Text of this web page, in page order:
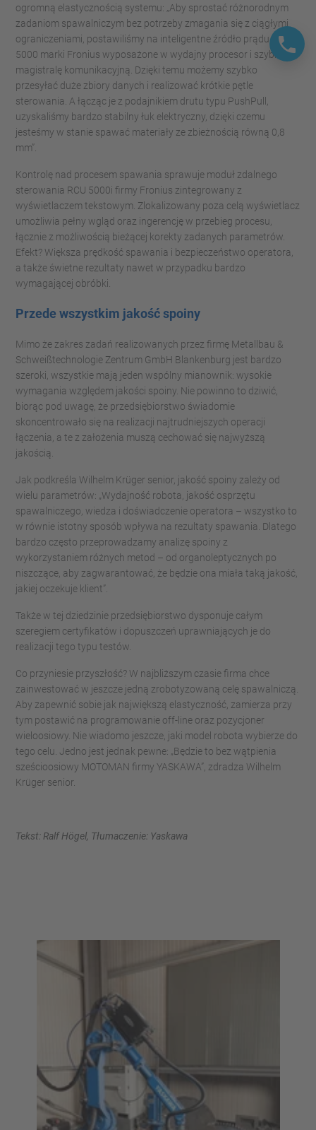
ogromną elastycznością systemu: „Aby sprostać różnorodnym
zadaniom spawalniczym bez potrzeby zmagania się z ciągłymi
ograniczeniami, postawiliśmy na inteligentne źródło prądu TPS/i
5000 marki Fronius wyposażone w wydajny procesor i szybką
magistralę komunikacyjną. Dzięki temu możemy szybko
przesyłać duże zbiory danych i realizować krótkie pętle
sterowania. A łącząc je z podajnikiem drutu typu PushPull,
uzyskaliśmy bardzo stabilny łuk elektryczny, dzięki czemu
jesteśmy w stanie spawać materiały ze zbieżnością równą 0,8
mm”.
Kontrolę nad procesem spawania sprawuje moduł zdalnego
sterowania RCU 5000i firmy Fronius zintegrowany z
wyświetlaczem tekstowym. Zlokalizowany poza celą wyświetlacz
umożliwia pełny wgląd oraz ingerencję w przebieg procesu,
łącznie z możliwością bieżącej korekty zadanych parametrów.
Efekt? Większa prędkość spawania i bezpieczeństwo operatora,
a także świetne rezultaty nawet w przypadku bardzo
wymagającej obróbki.
Przede wszystkim jakość spoiny
Mimo że zakres zadań realizowanych przez firmę Metallbau &
Schweißtechnologie Zentrum GmbH Blankenburg jest bardzo
szeroki, wszystkie mają jeden wspólny mianownik: wysokie
wymagania względem jakości spoiny. Nie powinno to dziwić,
biorąc pod uwagę, że przedsiębiorstwo świadomie
skoncentrowało się na realizacji najtrudniejszych operacji
łączenia, a te z założenia muszą cechować się najwyższą
jakością.
Jak podkreśla Wilhelm Krüger senior, jakość spoiny zależy od
wielu parametrów: „Wydajność robota, jakość osprzętu
spawalniczego, wiedza i doświadczenie operatora – wszystko to
w równie istotny sposób wpływa na rezultaty spawania. Dlatego
bardzo często przeprowadzamy analizę spoiny z
wykorzystaniem różnych metod – od organoleptycznych po
niszczące, aby zagwarantować, że będzie ona miała taką jakość,
jakiej oczekuje klient”.
Także w tej dziedzinie przedsiębiorstwo dysponuje całym
szeregiem certyfikatów i dopuszczeń uprawniających je do
realizacji tego typu testów.
Co przyniesie przyszłość? W najbliższym czasie firma chce
zainwestować w jeszcze jedną zrobotyzowaną celę spawalniczą.
Aby zapewnić sobie jak największą elastyczność, zamierza przy
tym postawić na programowanie off-line oraz pozycjoner
wieloosiowy. Nie wiadomo jeszcze, jaki model robota wybierze do
tego celu. Jedno jest jednak pewne: „Będzie to bez wątpienia
sześcioosiowy MOTOMAN firmy YASKAWA”, zdradza Wilhelm
Krüger senior.
Tekst: Ralf Högel, Tłumaczenie: Yaskawa